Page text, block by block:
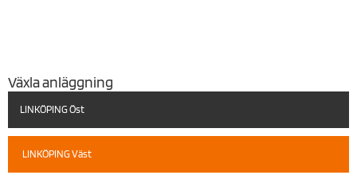
Växla anläggning
LINKÖPING Öst
LINKÖPING Väst